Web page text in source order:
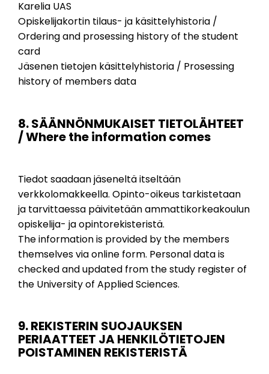
Karelia UAS
Opiskelijakortin tilaus- ja käsittelyhistoria /
Ordering and prosessing history of the student
card
Jäsenen tietojen käsittelyhistoria / Prosessing
history of members data
8. SÄÄNNÖNMUKAISET TIETOLÄHTEET
/ Where the information comes
Tiedot saadaan jäseneltä itseltään
verkkolomakkeella. Opinto-oikeus tarkistetaan
ja tarvittaessa päivitetään ammattikorkeakoulun
opiskelija- ja opintorekisteristä.
The information is provided by the members
themselves via online form. Personal data is
checked and updated from the study register of
the University of Applied Sciences.
9. REKISTERIN SUOJAUKSEN
PERIAATTEET JA HENKILÖTIETOJEN
POISTAMINEN REKISTERISTÄ